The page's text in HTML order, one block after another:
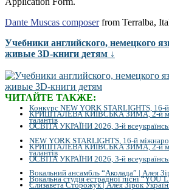
Dante Muscas composerfrom Terralba,
Учебники английского, немецкого
живые 3D-книги детям ↓
ЧИТАЙТЕ ТАКЖЕ:
Конкурс NEW YORK STARLIGHTS, 16-й
КРИШТАЛЕВА КИЇВСЬКА ЗИМА, 2-й
талантів
ОСВІТА УКРАЇНИ 2026, 3-й
NEW YORK STARLIGHTS, 16-й
КРИШТАЛЕВА КИЇВСЬКА ЗИМА, 2-й
талантів
ОСВІТА УКРАЇНИ 2026, 3-й
Вокальний ансамбль “Аколада” | Алея
Вокальна студія естрадної пісні
Єлизавета Сторожук | Алея Зірок